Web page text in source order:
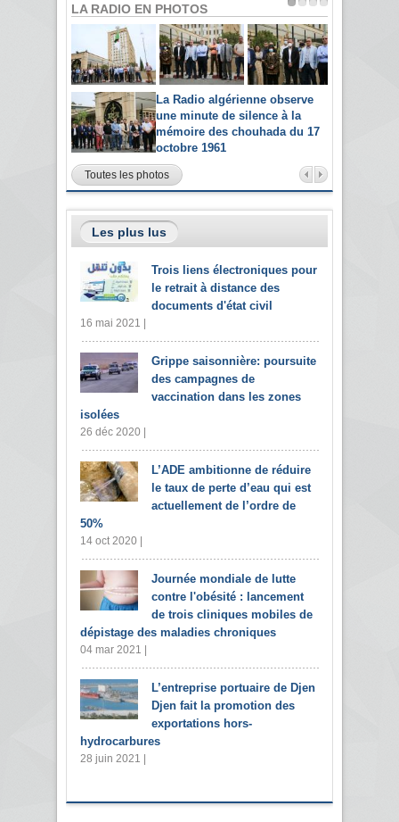
LA RADIO EN PHOTOS
La Radio algérienne observe
une minute de silence à la
mémoire des chouhada du 17
octobre 1961
Toutes les photos
Les plus lus
Trois liens électroniques pour
le retrait à distance des
documents d'état civil
16 mai 2021 |
Grippe saisonnière: poursuite
des campagnes de
vaccination dans les zones
isolées
26 déc 2020 |
L’ADE ambitionne de réduire
le taux de perte d’eau qui est
actuellement de l’ordre de
50%
14 oct 2020 |
Journée mondiale de lutte
contre l'obésité : lancement
de trois cliniques mobiles de
dépistage des maladies chroniques
04 mar 2021 |
L’entreprise portuaire de Djen
Djen fait la promotion des
exportations hors-
hydrocarbures
28 juin 2021 |